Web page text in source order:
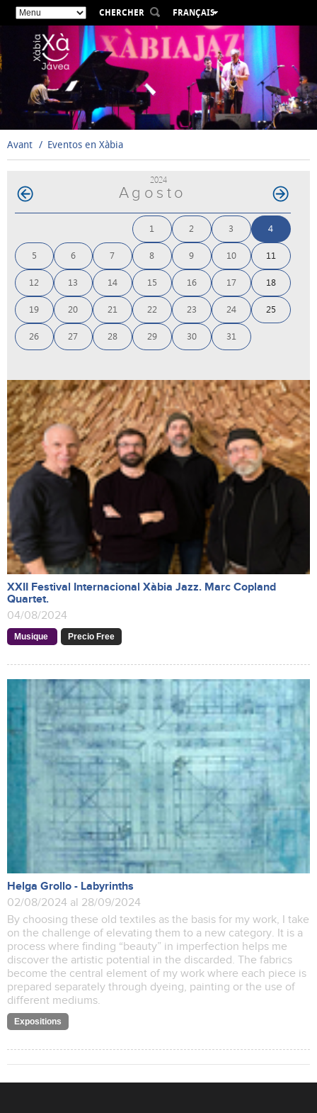
CHERCHER
FRANÇAIS
ESPAÑOL
VALENCIÀ
ENGLISH
DEUTSCH
РУССКИЙ
Avant Eventos en Xàbia
2024
Agosto
1 2 3 4
5 6 7 8 9 10 11
12 13 14 15 16 17 18
19 20 21 22 23 24 25
26 27 28 29 30 31
XXII Festival Internacional Xàbia Jazz. Marc Copland
Quartet.
04/08/2024
Musique Precio Free
Helga Grollo - Labyrinths
02/08/2024 al 28/09/2024
By choosing these old textiles as the basis for my work, I take
on the challenge of elevating them to a new category. It is a
process where finding “beauty” in imperfection helps me
discover the artistic potential in the discarded. The fabrics
become the central element of my work where each piece is
prepared separately through dyeing, painting or the use of
different mediums.
Expositions